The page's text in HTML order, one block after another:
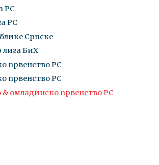
РС
РС
Српске
лига БиХ
првенство РС
првенство РС
& омладинско првенство РС